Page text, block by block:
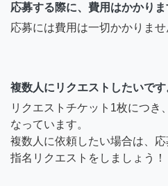
応募する際に、費用はかかりま
応募には費用は一切かかりませ
複数人にリクエストしたいです
リクエストチケット1枚につき
なっています。
複数人に依頼したい場合は、
指名リクエストをしましょう！